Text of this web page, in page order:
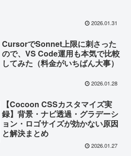
2026.01.31
CursorでSonnet上限に刺さった
ので、VS Code運用も本気で比較
してみた（料金がいちばん大事）
2026.01.28
【Cocoon CSSカスタマイズ実
録】背景・ナビ透過・グラデーシ
ョン・ロゴサイズが効かない原因
と解決まとめ
2026.01.27